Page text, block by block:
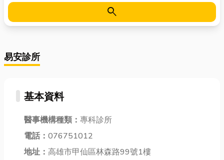
search
易安診所
基本資料
醫事機構種類： 專科診所
電話： 076751012
地址： 高雄市甲仙區林森路99號1樓